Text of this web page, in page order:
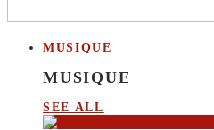
MUSIQUE
MUSIQUE
SEE ALL